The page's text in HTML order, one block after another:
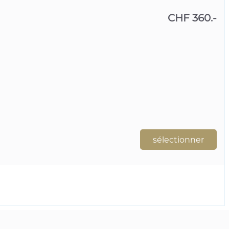
CHF 360.-
sélectionner